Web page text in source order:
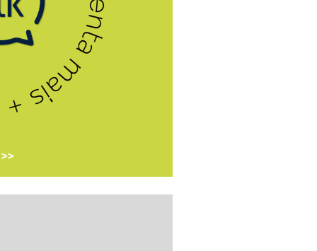
uma recolocação
e qualificação para as
em busca de uma
entre em contato no
5617